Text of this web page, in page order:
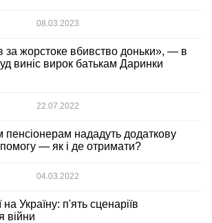
08.03.2023
за жорстоке вбивство доньки», — в
виніс вирок батькам Даринки
22.07.2022
пенсіонерам нададуть додаткову
— як і де отримати?
04.03.2022
на Україну: п'ять сценаріїв
війни